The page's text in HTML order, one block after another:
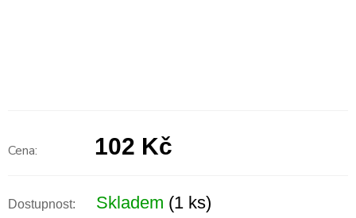
102 Kč
Skladem (1 ks)